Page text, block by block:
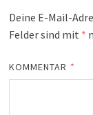
Deine E-Mail-
Felder sind mit *
KOMMENTAR *